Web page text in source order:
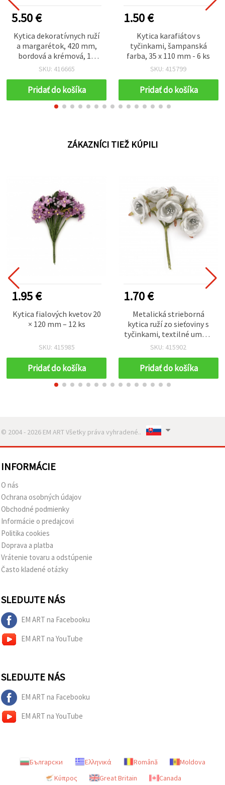
5.50 €
Kytica dekoratívnych ruží
a margarétok, 420 mm,
bordová a krémová, 10
stoniek, mix
SKU: 416665
Pridať do košíka
1.50 €
Kytica karafiátov s
tyčinkami, šampanská
farba, 35 x 110 mm - 6 ks
SKU: 415799
Pridať do košíka
ZÁKAZNÍCI TIEŽ KÚPILI
1.95 €
Kytica fialových kvetov 20
× 120 mm – 12 ks
SKU: 415985
Pridať do košíka
1.70 €
Metalická strieborná
kytica ruží zo sieťoviny s
tyčinkami, textilné umelé
kvety, 40 x 120 mm, 6 ks
SKU: 415902
Pridať do košíka
© 2004 - 2026 EM ART Všetky práva vyhradené..
INFORMÁCIE
O nás
Ochrana osobných údajov
Obchodné podmienky
Informácie o predajcovi
Politika cookies
Doprava a platba
Vrátenie tovaru a odstúpenie
Často kladené otázky
SLEDUJTE NÁS
EM ART na Facebooku
EM ART na YouTube
SLEDUJTE NÁS
EM ART na Facebooku
EM ART na YouTube
Български Ελληνικά Română
Moldova
Κύπρος
Great Britain Canada